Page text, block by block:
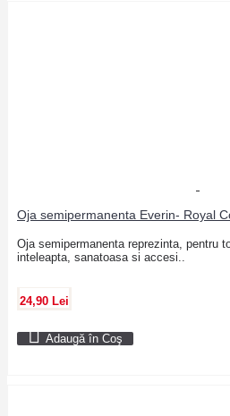
Oja semipermanenta Everin- Royal
Oja semipermanenta reprezinta, pentru
inteleapta, sanatoasa si accesi..
24,90 Lei
Adaugă în Coş